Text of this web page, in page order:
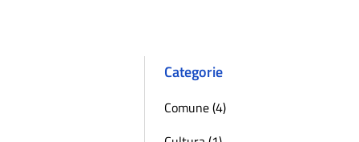
Categorie
Comune (4)